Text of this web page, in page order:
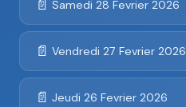
📄 Samedi 28 Fevrier 2026
📄 Vendredi 27 Fevrier 2026
📄 Jeudi 26 Fevrier 2026